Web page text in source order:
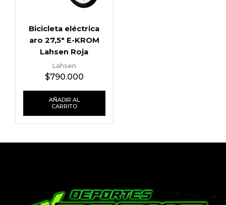
Bicicleta eléctrica
aro 27,5″ E-KROM
Lahsen Roja
Lahsen
$790.000
AÑADIR AL
CARRITO